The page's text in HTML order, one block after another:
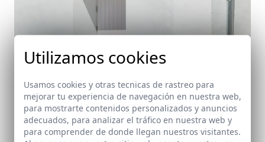
Tabanco El Duque
Jerez de la Frontera (Cádiz)
Utilizamos cookies
Usamos cookies y otras tecnicas de rastreo para
mejorar tu experiencia de navegación en nuestra web,
para mostrarte contenidos personalizados y anuncios
adecuados, para analizar el tráfico en nuestra web y
para comprender de donde llegan nuestros visitantes.